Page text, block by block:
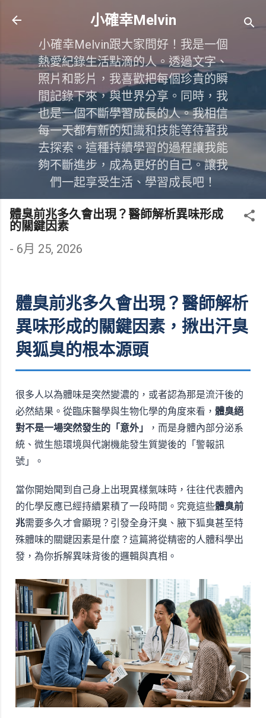
跳到主要內容
小確幸Melvin
小確幸Melvin跟大家問好！我是一個
熱愛紀錄生活點滴的人。透過文字、
照片和影片，我喜歡把每個珍貴的瞬
間記錄下來，與世界分享。同時，我
也是一個不斷學習成長的人。我相信
每一天都有新的知識和技能等待著我
去探索。這種持續學習的過程讓我能
夠不斷進步，成為更好的自己。讓我
們一起享受生活、學習成長吧！
體臭前兆多久會出現？醫師解析異味形成
的關鍵因素
- 6月 25, 2026
體臭前兆多久會出現？醫師解析
異味形成的關鍵因素，揪出汗臭
與狐臭的根本源頭
很多人以為體味是突然變濃的，或者認為那是流汗後的
必然結果。從臨床醫學與生物化學的角度來看， 體臭絕
對不是一場突然發生的「意外」
，而是身體內部分泌系
統、微生態環境與代謝機能發生質變後的「警報訊
號」。
當你開始聞到自己身上出現異樣氣味時，往往代表體內
的化學反應已經持續累積了一段時間。究竟這些體臭前
兆需要多久才會顯現？引發全身汗臭、腋下狐臭甚至特
殊體味的關鍵因素是什麼？這篇將從精密的人體科學出
發，為你拆解異味背後的邏輯與真相。